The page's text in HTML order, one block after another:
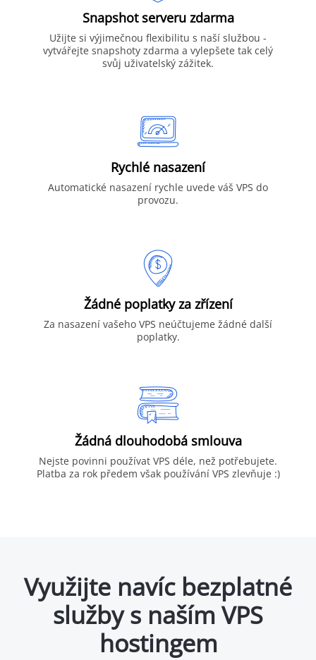
Snapshot serveru zdarma
Užijte si výjimečnou flexibilitu s naší službou -
vytvářejte snapshoty zdarma a vylepšete tak celý
svůj uživatelský zážitek.
Rychlé nasazení
Automatické nasazení rychle uvede váš VPS do
provozu.
Žádné poplatky za zřízení
Za nasazení vašeho VPS neúčtujeme žádné další
poplatky.
Žádná dlouhodobá smlouva
Nejste povinni používat VPS déle, než potřebujete.
Platba za rok předem však používání VPS zlevňuje :)
Využijte navíc bezplatné
služby s naším VPS
hostingem